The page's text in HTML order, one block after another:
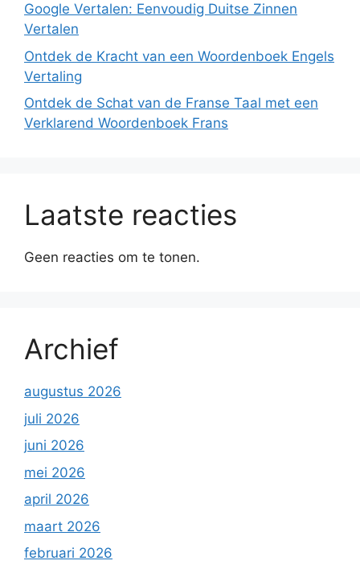
Google Vertalen: Eenvoudig Duitse Zinnen
Vertalen
Ontdek de Kracht van een Woordenboek Engels
Vertaling
Ontdek de Schat van de Franse Taal met een
Verklarend Woordenboek Frans
Laatste reacties
Geen reacties om te tonen.
Archief
augustus 2026
juli 2026
juni 2026
mei 2026
april 2026
maart 2026
februari 2026